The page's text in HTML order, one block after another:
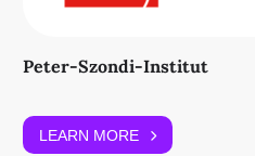
Peter-Szondi-Institut
LEARN MORE